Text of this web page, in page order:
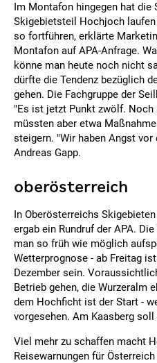
Im Montafon hingegen hat die
Skigebietsteil Hochjoch
so fortführen, erklärte
Montafon auf APA-Anfrage.
könne man heute noch nicht
dürfte die Tendenz bezüglich
gehen. Die Fachgruppe der
"Es ist jetzt Punkt zwölf. Noch
müssten aber etwa
steigern. "Wir haben Angst vor
Andreas Gapp.
oberösterreich
In Oberösterreichs
ergab ein Rundruf der APA.
man so früh wie möglich
Wetterprognose - ab Freitag
Dezember sein.
Betrieb gehen, die Wurzeralm
dem Hochficht ist der Start -
vorgesehen. Am Kaasberg
Viel mehr zu schaffen macht
Reisewarnungen für